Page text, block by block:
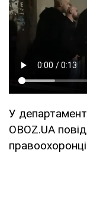
У
OBOZ.UA